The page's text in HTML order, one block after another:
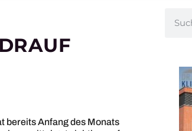
bereits Anfang des Monats